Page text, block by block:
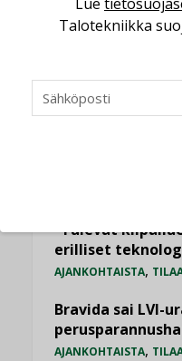
Jarno Hacklin
”Asiakkaat
AJANKOHTAISTA
”Tulevat
erilliset
AJANKOHTAISTA,
Bravida sai LVI-
AJANKOHTAISTA,
Talotekniikka